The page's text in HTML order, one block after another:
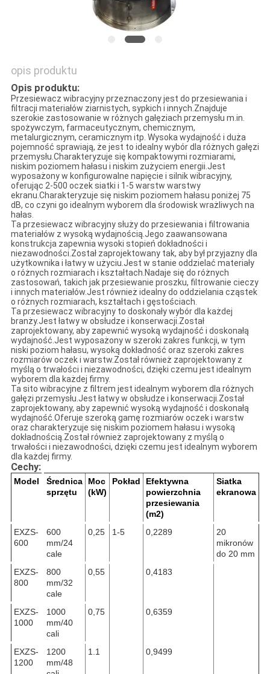
opis produktu
Opis produktu:
Przesiewacz wibracyjny przeznaczony jest do przesiewania i
filtracji materiałów ziarnistych, sypkich i innych.Znajduje
szerokie zastosowanie w różnych gałęziach przemysłu m.in.
spożywczym, farmaceutycznym, chemicznym,
metalurgicznym, ceramicznym itp. Wysoka wydajność i duża
pojemność sprawiają, że jest to idealny wybór dla różnych gałęzi
przemysłu.Charakteryzuje się kompaktowymi rozmiarami,
niskim poziomem hałasu i niskim zużyciem energii.Jest
wyposażony w konfigurowalne napięcie i silnik wibracyjny,
oferując 2-500 oczek siatki i 1-5 warstw warstwy
ekranu.Charakteryzuje się niskim poziomem hałasu poniżej 75
dB, co czyni go idealnym wyborem dla środowisk wrażliwych na
hałas.
Ta przesiewacz wibracyjny służy do przesiewania i filtrowania
materiałów z wysoką wydajnością.Jego zaawansowana
konstrukcja zapewnia wysoki stopień dokładności i
niezawodności.Został zaprojektowany tak, aby był przyjazny dla
użytkownika i łatwy w użyciu.Jest w stanie oddzielać materiały
o różnych rozmiarach i kształtach.Nadaje się do różnych
zastosowań, takich jak przesiewanie proszku, filtrowanie cieczy
i innych materiałów.Jest również idealny do oddzielania cząstek
o różnych rozmiarach, kształtach i gęstościach.
Ta przesiewacz wibracyjny to doskonały wybór dla każdej
branży.Jest łatwy w obsłudze i konserwacji.Został
zaprojektowany, aby zapewnić wysoką wydajność i doskonałą
wydajność.Jest wyposażony w szeroki zakres funkcji, w tym
niski poziom hałasu, wysoką dokładność oraz szeroki zakres
rozmiarów oczek i warstw.Został również zaprojektowany z
myślą o trwałości i niezawodności, dzięki czemu jest idealnym
wyborem dla każdej firmy.
Ta sito wibracyjne z filtrem jest idealnym wyborem dla różnych
gałęzi przemysłu.Jest łatwy w obsłudze i konserwacji.Został
zaprojektowany, aby zapewnić wysoką wydajność i doskonałą
wydajność.Oferuje szeroką gamę rozmiarów oczek i warstw
oraz charakteryzuje się niskim poziomem hałasu i wysoką
dokładnością.Został również zaprojektowany z myślą o
trwałości i niezawodności, dzięki czemu jest idealnym wyborem
dla każdej firmy.
Cechy:
Model
Średnica
sprzętu
Moc
(kW)
Pokład
Efektywna
powierzchnia
przesiewania
(m2)
Siatka
ekranowa
EXZS-
600
600
mm/24
cale
0,25 1-5 0,2289
20
mikronów
do 20 mm
EXZS-
800
800
mm/32
cale
0,55 0,4183
EXZS-
1000
1000
mm/40
cali
0,75 0,6359
EXZS-
1200
1200
mm/48
1.1 0,9499